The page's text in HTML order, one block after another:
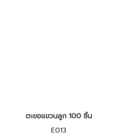
ตะขอแขวนลูก 100 ชิ้น
E013